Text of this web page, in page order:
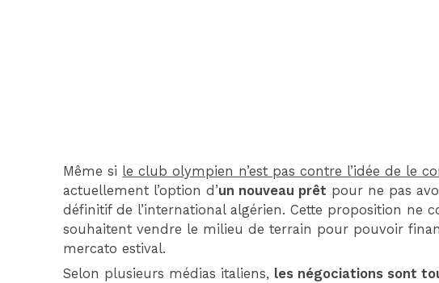
Même si le club olympien n’est pas contre l’idée de le
actuellement l’option d’un nouveau prêt pour ne pas
définitif de l’international algérien. Cette proposition ne
souhaitent vendre le milieu de terrain pour pouvoir
mercato estival.
Selon plusieurs médias italiens, les négociations sont